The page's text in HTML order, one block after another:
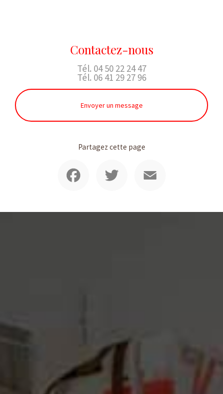
Contactez-nous
Tél. 04 50 22 24 47
Tél. 06 41 29 27 96
Envoyer un message
Partagez cette page